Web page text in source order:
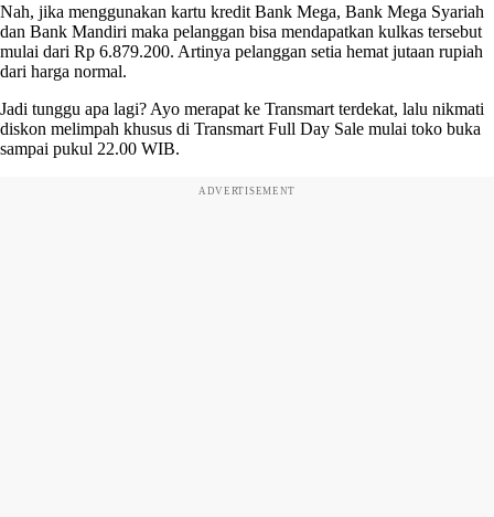
Nah, jika menggunakan kartu kredit Bank Mega, Bank Mega Syariah
dan Bank Mandiri maka pelanggan bisa mendapatkan kulkas tersebut
mulai dari Rp 6.879.200. Artinya pelanggan setia hemat jutaan rupiah
dari harga normal.
Jadi tunggu apa lagi? Ayo merapat ke Transmart terdekat, lalu nikmati
diskon melimpah khusus di Transmart Full Day Sale mulai toko buka
sampai pukul 22.00 WIB.
ADVERTISEMENT